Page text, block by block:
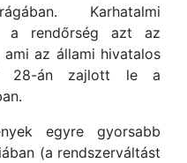
Karhatalmi
a rendőrség azt az
az állami hivatalos
28-án zajlott le a
egyre gyorsabb
(a rendszerváltást